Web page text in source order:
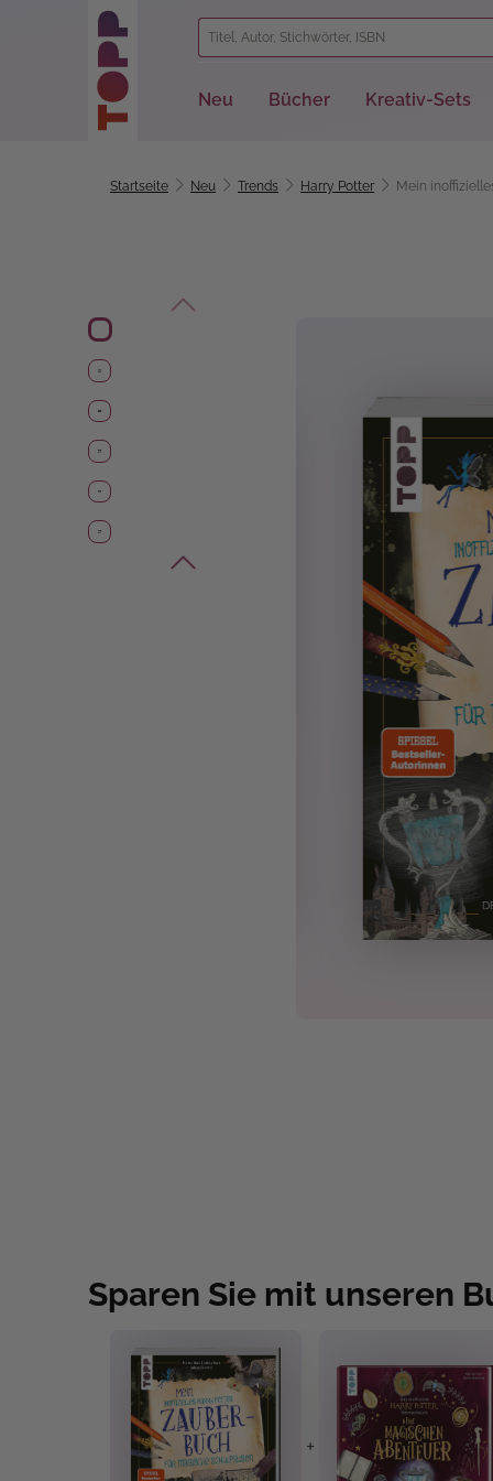
Zur Hauptnavigation springen
Neu Bücher Kreativ-Sets
Startseite Neu Trends Harry Potter Mein
Bildergalerie überspringen
Sparen Sie mit unseren
+